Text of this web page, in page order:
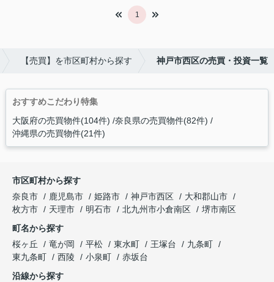
1
【売買】を市区町村から探す 神戸市西区の売買・投資一覧
おすすめこだわり特集
大阪府の売買物件(104件) 奈良県の売買物件(82件)
沖縄県の売買物件(21件)
市区町村から探す
奈良市
鹿児島市 姫路市 神戸市西区
大和郡山市
枚方市
天理市 明石市 北九州市小倉南区
堺市南区
町名から探す
桜ヶ丘
竜が岡 平松 東水町 王塚台
九条町
東九条町
西陵 小泉町
赤坂台
沿線から探す